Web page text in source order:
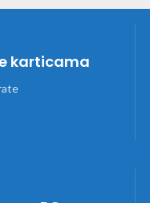
karticama